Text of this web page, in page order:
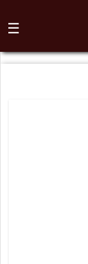
☰
⌕